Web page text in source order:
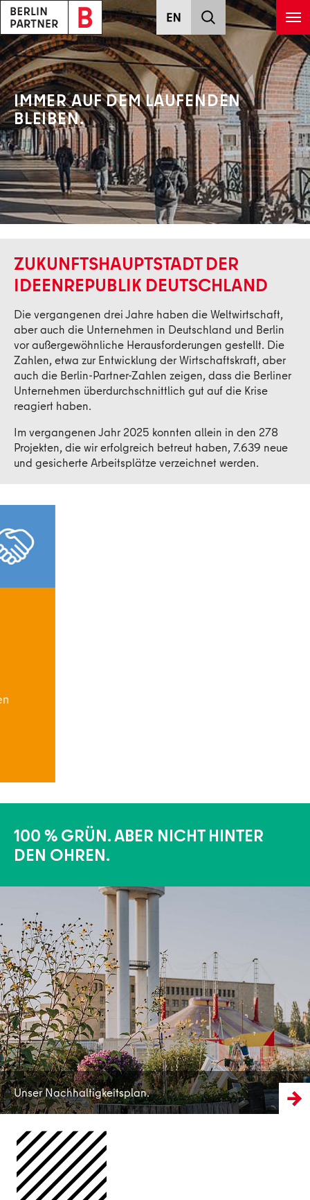
Zum Hauptinhalt springen
IMMER AUF DEMLAUFENDEN
BLEIBEN.
ZUKUNFTSHAUPTSTADT DER
IDEENREPUBLIK DEUTSCHLAND
Die vergangenen drei Jahre haben die Weltwirtschaft,
aber auch die Unternehmen in Deutschland und Berlin
vor außergewöhnliche Herausforderungen gestellt. Die
Zahlen, etwa zur Entwicklung der Wirtschaftskraft, aber
auch die Berlin-Partner-Zahlen zeigen, dass die Berliner
Unternehmen überdurchschnittlich gut auf die Krise
reagiert haben.
Im vergangenen Jahr 2025 konnten allein in den 278
Projekten, die wir erfolgreich betreut haben, 7.639 neue
und gesicherte Arbeitsplätze verzeichnet werden.
100 % GRÜN. ABER NICHT HINTER
DEN OHREN.
Unser Nachhaltigkeitsplan.
Mehr erfahren